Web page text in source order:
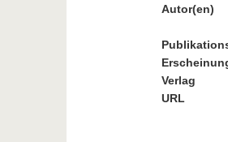
Autor(en)
Verlag
URL